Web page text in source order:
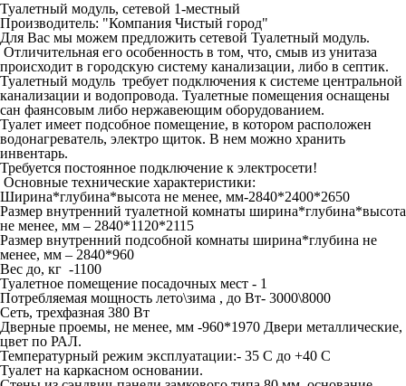
Туалетный модуль, сетевой 1-местный
Производитель: "Компания Чистый город"
Для Вас мы можем предложить сетевой Туалетный модуль.
Отличительная его особенность в том, что, смыв из унитаза
происходит в городскую систему канализации, либо в септик.
Туалетный модуль требует подключения к системе центральной
канализации и водопровода. Туалетные помещения оснащены
сан фаянсовым либо нержавеющим оборудованием.
Туалет имеет подсобное помещение, в котором расположен
водонагреватель, электро щиток. В нем можно хранить
инвентарь.
Требуется постоянное подключение к электросети!
Основные технические характеристики:
Ширина*глубина*высота не менее, мм-2840*2400*2650
Размер внутренний туалетной комнаты ширина*глубина*высота
не менее, мм – 2840*1120*2115
Размер внутренний подсобной комнаты ширина*глубина не
менее, мм – 2840*960
Вес до, кг -1100
Туалетное помещение посадочных мест - 1
Потребляемая мощность лето\зима , до Вт- 3000\8000
Сеть, трехфазная 380 Вт
Дверные проемы, не менее, мм -960*1970 Двери металлические,
цвет по РАЛ.
Температурный режим эксплуатации:- 35 С до +40 С
Туалет на каркасном основании.